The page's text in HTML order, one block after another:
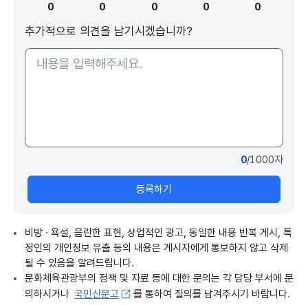
0 0 0 0 0
추가적으로 의견을 남기시겠습니까?
0/1000자
등록하기
비방 · 욕설, 음란한 표현, 상업적인 광고, 동일한 내용 반복 게시, 특
정인의 개인정보 유출 등의 내용은 게시자에게 통보하지 않고 삭제
될 수 있음을 알려드립니다.
문화체육관광부의 정책 및 자료 등에 대한 문의는 각 담당 부서에 문
의하시거나 국민신문고 를 통하여 질의를 남겨주시기 바랍니다.